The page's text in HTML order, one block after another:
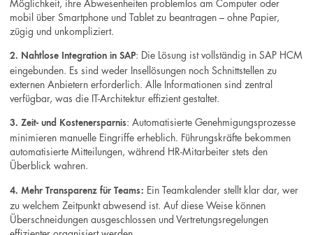
mobil über Smartphone und Tablet zu beantragen – ohne Papier,
zügig und unkompliziert.
2. Nahtlose Integration in SAP: Die Lösung ist vollständig in SAP HCM
eingebunden. Es sind weder Insellösungen noch Schnittstellen zu
externen Anbietern erforderlich. Alle Informationen sind zentral
verfügbar, was die IT-Architektur effizient gestaltet.
3. Zeit- und Kostenersparnis: Automatisierte Genehmigungsprozesse
minimieren manuelle Eingriffe erheblich. Führungskräfte bekommen
automatisierte Mitteilungen, während HR-Mitarbeiter stets den
Überblick wahren.
4. Mehr Transparenz für Teams: Ein Teamkalender stellt klar dar, wer
zu welchem Zeitpunkt abwesend ist. Auf diese Weise können
Überschneidungen ausgeschlossen und Vertretungsregelungen